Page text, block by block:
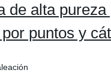
de alta
puntos y